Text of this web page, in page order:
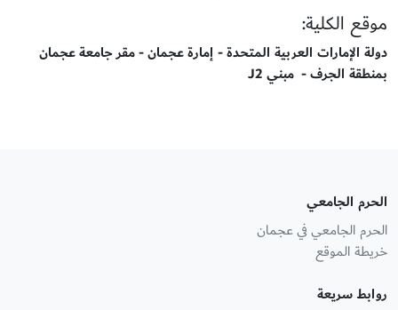
موقع الكلية:
دولة الإمارات العربية المتحدة - إمارة عجمان - مقر جامعة عجمان
بمنطقة الجرف - مبني J2
الحرم الجامعي
الحرم الجامعي في عجمان
خريطة الموقع
روابط سريعة